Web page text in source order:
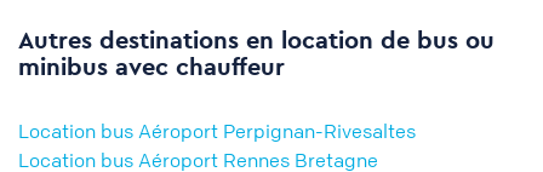
Autres destinations en location de bus ou
minibus avec chauffeur
Location bus Aéroport Perpignan-Rivesaltes
Location bus Aéroport Rennes Bretagne